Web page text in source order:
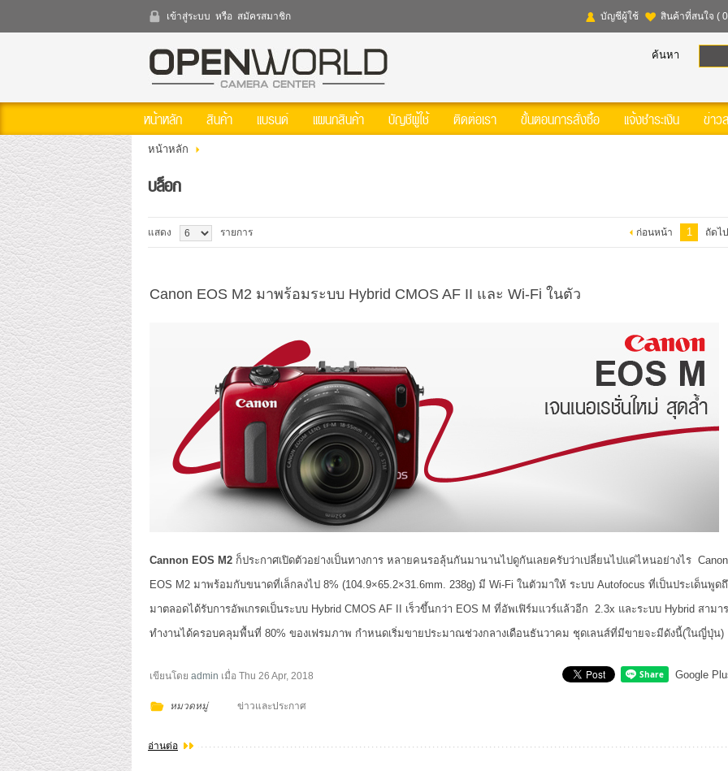
สมาชิก
สินค้าที่สนใจ ( 0 )
หน้าหลัก สินค้า แบรนด์
แผนกสินค้า บัญชีผู้ใช้
ติดต่อเรา ขั้นตอนการสั่งซื้อ
แจ้งชำระเงิน ข่าวสาร
เข้าสู่ระบบ หรือ สมัครสมาชิก สินค้าที่สนใจ (
บัญชีผู้ใช้
ค้นหา
หน้าหลัก สินค้า แบรนด์ แผนกสินค้า บัญชีผู้ใช้ ติดต่อเรา ขั้นตอนการสั่งซื้อ แจ้งชำระเงิน ข่าว
หน้าหลัก
บล็อก
แสดง รายการ ก่อนหน้า 1 ถัดไป
Canon EOS M2 มาพร้อมระบบ Hybrid CMOS AF II และ Wi-Fi ในตัว
Cannon EOS M2 ก็ประกาศเปิดตัวอย่างเป็นทางการ หลายคนรอลุ้นกันมานานไปดูกันเลยครับว่าเปลี่ยนไปแค่ไหนอย่างไร Canon
EOS M2 มาพร้อมกับขนาดที่เล็กลงไป 8% (104.9×65.2×31.6mm. 238g) มี Wi-Fi ในตัวมาให้ ระบบ Autofocus ที่เป็นประเด็นพูด
มาตลอดได้รับการอัพเกรดเป็นระบบ Hybrid CMOS AF II เร็วขึ้นกว่า EOS M ที่อัพเฟิร์มแวร์แล้วอีก 2.3x และระบบ Hybrid สามา
ทำงานได้ครอบคลุมพื้นที่ 80% ของเฟรมภาพ กำหนดเริ่มขายประมาณช่วงกลางเดือนธันวาคม ชุดเลนส์ที่มีขายจะมีดังนี้(ในญี่ปุ่น)
เขียนโดย admin เมื่อ Thu 26 Apr, 2018 Google
หมวดหมู่ ข่าวและประกาศ
อ่านต่อ